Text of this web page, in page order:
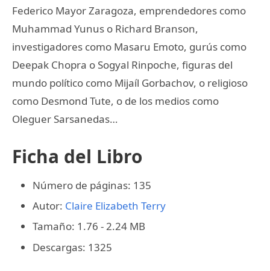
Federico Mayor Zaragoza, emprendedores como
Muhammad Yunus o Richard Branson,
investigadores como Masaru Emoto, gurús como
Deepak Chopra o Sogyal Rinpoche, figuras del
mundo político como Mijaíl Gorbachov, o religioso
como Desmond Tute, o de los medios como
Oleguer Sarsanedas…
Ficha del Libro
Número de páginas: 135
Autor: Claire Elizabeth Terry
Tamaño: 1.76 - 2.24 MB
Descargas: 1325